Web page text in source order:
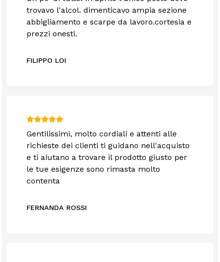
trovavo l'alcol. dimenticavo ampia sezione
abbigliamento e scarpe da lavoro.cortesia e
prezzi onesti.
FILIPPO LOI
Gentilissimi, molto cordiali e attenti alle
richieste dei clienti ti guidano nell'acquisto
e ti aiutano a trovare il prodotto giusto per
le tue esigenze sono rimasta molto
contenta
FERNANDA ROSSI